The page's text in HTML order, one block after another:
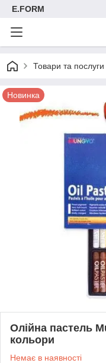
E.FORM
Товари та послуги
Новинка
Олійна пастель
кольори
Немає в наявності